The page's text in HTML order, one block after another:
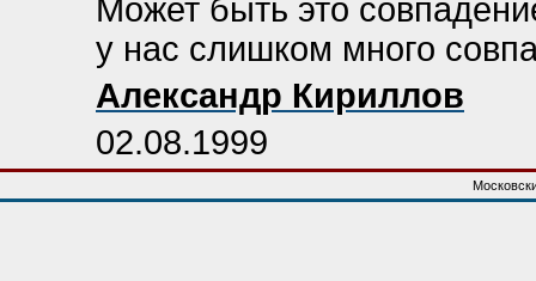
Может быть это
у нас слишком много
Александр Кириллов
02.08.1999